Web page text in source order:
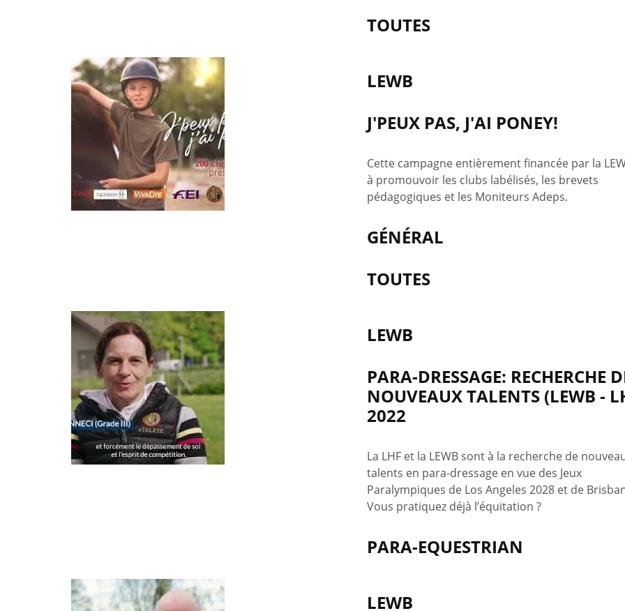
TOUTES
LEWB
J'PEUX PAS, J'AI PONEY!
Cette campagne entièrement financée par la
à promouvoir les clubs labélisés, les brevets
pédagogiques et les Moniteurs Adeps.
GÉNÉRAL
TOUTES
LEWB
PARA-DRESSAGE: RECHERCHE
NOUVEAUX TALENTS (LEWB -
2022
La LHF et la LEWB sont à la recherche de
talents en para-dressage en vue des Jeux
Paralympiques de Los Angeles 2028 et de
Vous pratiquez déjà l’équitation ?
PARA-EQUESTRIAN
LEWB